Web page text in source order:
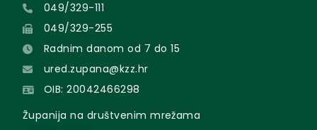
049/329-111
049/329-255
Radnim danom od 7 do 15
ured.zupana@kzz.hr
OIB: 20042466298
Županija na društvenim mrežama